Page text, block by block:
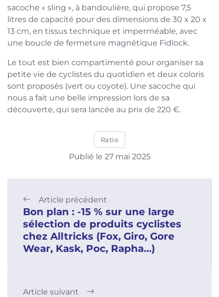
sacoche « sling », à bandoulière, qui propose 7,5
litres de capacité pour des dimensions de 30 x 20 x
13 cm, en tissus technique et imperméable, avec
une boucle de fermeture magnétique Fidlock.
Le tout est bien compartimenté pour organiser sa
petite vie de cyclistes du quotidien et deux coloris
sont proposés (vert ou coyote). Une sacoche qui
nous a fait une belle impression lors de sa
découverte, qui sera lancée au prix de 220 €.
Ratio
Publié le 27 mai 2025
Article précédent
Bon plan : -15 % sur une large
sélection de produits cyclistes
chez Alltricks (Fox, Giro, Gore
Wear, Kask, Poc, Rapha…)
Article suivant